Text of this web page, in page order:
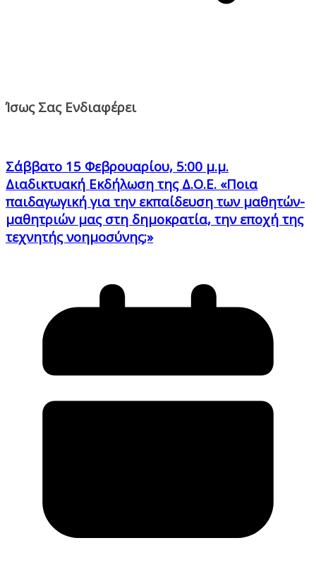
Ίσως Σας Ενδιαφέρει
Σάββατο 15 Φεβρουαρίου, 5:00 μ.μ.
Διαδικτυακή Εκδήλωση της Δ.Ο.Ε. «Ποια
παιδαγωγική για την εκπαίδευση των μαθητών-
μαθητριών μας στη δημοκρατία, την εποχή της
τεχνητής νοημοσύνης;»